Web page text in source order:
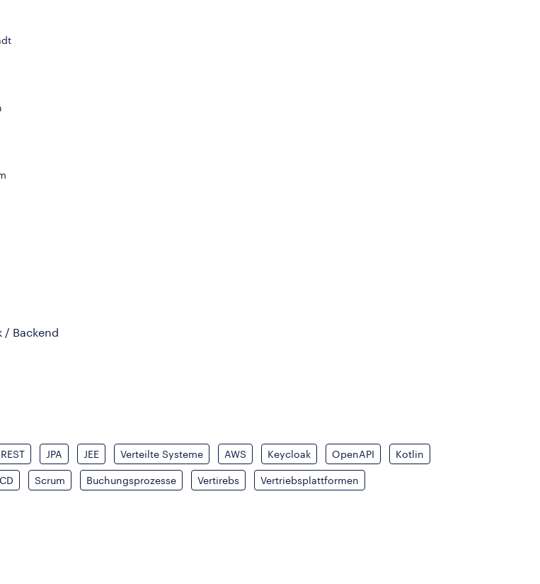
/ Backend
REST JPA JEE Verteilte Systeme AWS Keycloak OpenAPI Kotlin
Scrum Buchungsprozesse Vertirebs Vertriebsplattformen